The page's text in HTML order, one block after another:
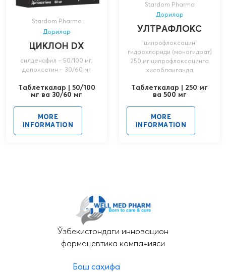
Stardom Pharma
Дорилар
ЦИКЛОН DX
силденафил – 50/100 мг;
дапоксетин – 30/60 мг
Таблеткалар | 50/100
мг ва 30/60 мг
MORE
INFORMATION
Stardom Pharma
Дорилар
УЛТРАФЛОКС
ципрофлоксацин
гидрохлориди (моногидрат)
250 мг ципрофлоксацинга
хисобланганда
Таблеткалар | 250 мг
ва 500 мг
MORE
INFORMATION
Ўзбекистондаги инновацион
фармацевтика компанияси
Бош саҳифа